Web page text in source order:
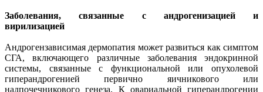
Заболевания, связанные с андрогенизацией и
вирилизацией
Андрогензависимая дермопатия может развиться как симптом
СГА, включающего различные заболевания эндокринной
системы, связанные с функциональной или опухолевой
гиперандрогенией первично яичникового или
надпочечникового генеза. К овариальной гиперандрогении